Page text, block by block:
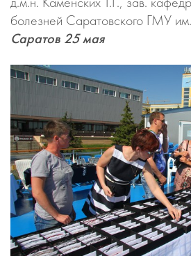
болезней Саратовского ГМУ
Саратов 25 мая